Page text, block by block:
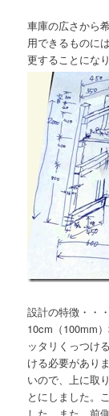
車庫の広さから
用できるものに
更することにな
設計の特徴・・
10cm（100mm
ッタリくっつけ
ける必要があり
いので、上に取
とにしました。